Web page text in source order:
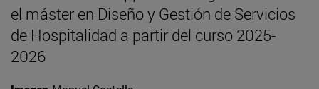
el máster en Diseño y Gestión de Servicios
de Hospitalidad a partir del curso 2025-
2026